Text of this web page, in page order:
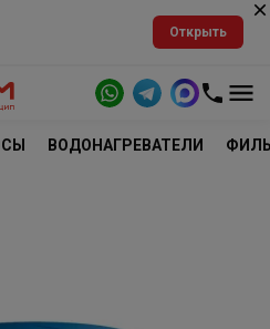
Открыть
ВОДОНАГРЕВАТЕЛИ